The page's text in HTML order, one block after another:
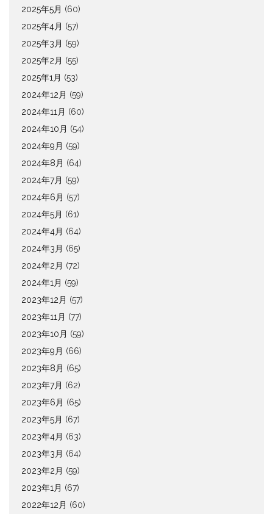
2025年5月 (60)
2025年4月 (57)
2025年3月 (59)
2025年2月 (55)
2025年1月 (53)
2024年12月 (59)
2024年11月 (60)
2024年10月 (54)
2024年9月 (59)
2024年8月 (64)
2024年7月 (59)
2024年6月 (57)
2024年5月 (61)
2024年4月 (64)
2024年3月 (65)
2024年2月 (72)
2024年1月 (59)
2023年12月 (57)
2023年11月 (77)
2023年10月 (59)
2023年9月 (66)
2023年8月 (65)
2023年7月 (62)
2023年6月 (65)
2023年5月 (67)
2023年4月 (63)
2023年3月 (64)
2023年2月 (59)
2023年1月 (67)
2022年12月 (60)